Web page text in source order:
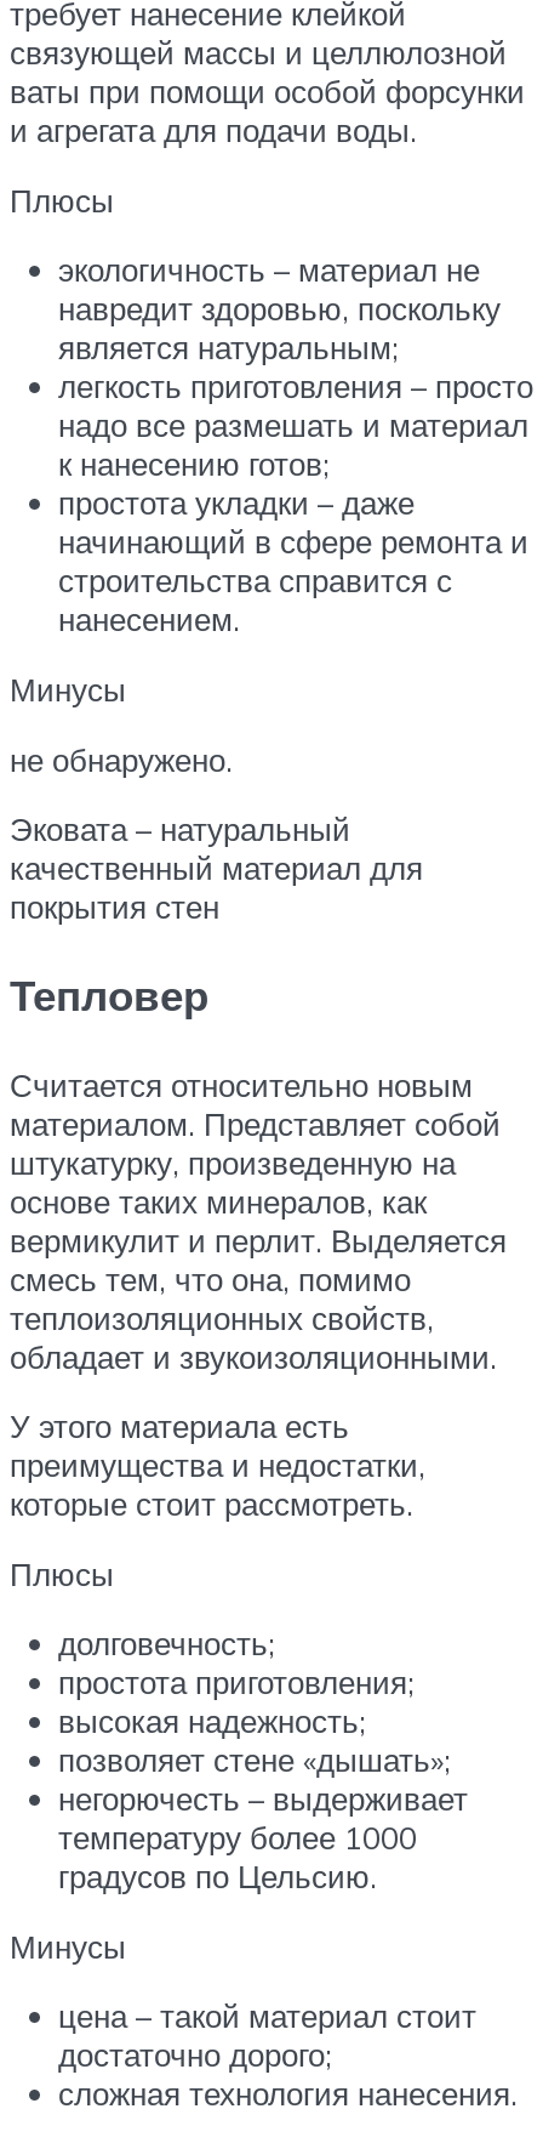
требует нанесение клейкой
связующей массы и целлюлозной
ваты при помощи особой форсунки
и агрегата для подачи воды.
Плюсы
экологичность – материал не
навредит здоровью, поскольку
является натуральным;
легкость приготовления – просто
надо все размешать и материал
к нанесению готов;
простота укладки – даже
начинающий в сфере ремонта и
строительства справится с
нанесением.
Минусы
не обнаружено.
Эковата – натуральный
качественный материал для
покрытия стен
Тепловер
Считается относительно новым
материалом. Представляет собой
штукатурку, произведенную на
основе таких минералов, как
вермикулит и перлит. Выделяется
смесь тем, что она, помимо
теплоизоляционных свойств,
обладает и звукоизоляционными.
У этого материала есть
преимущества и недостатки,
которые стоит рассмотреть.
Плюсы
долговечность;
простота приготовления;
высокая надежность;
позволяет стене «дышать»;
негорючесть – выдерживает
температуру более 1000
градусов по Цельсию.
Минусы
цена – такой материал стоит
достаточно дорого;
сложная технология нанесения.